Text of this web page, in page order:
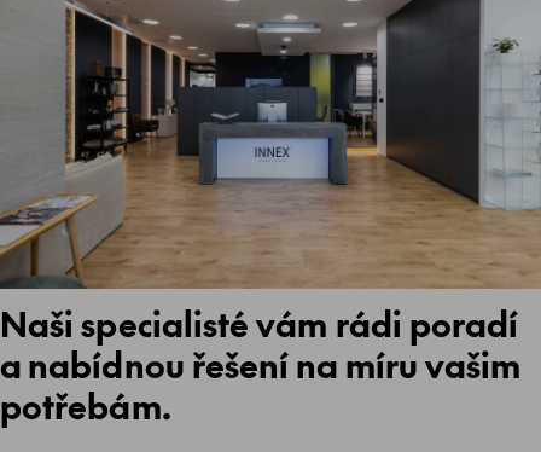
Naši specialisté vám rádi poradí
a nabídnou řešení na míru vašim
potřebám.